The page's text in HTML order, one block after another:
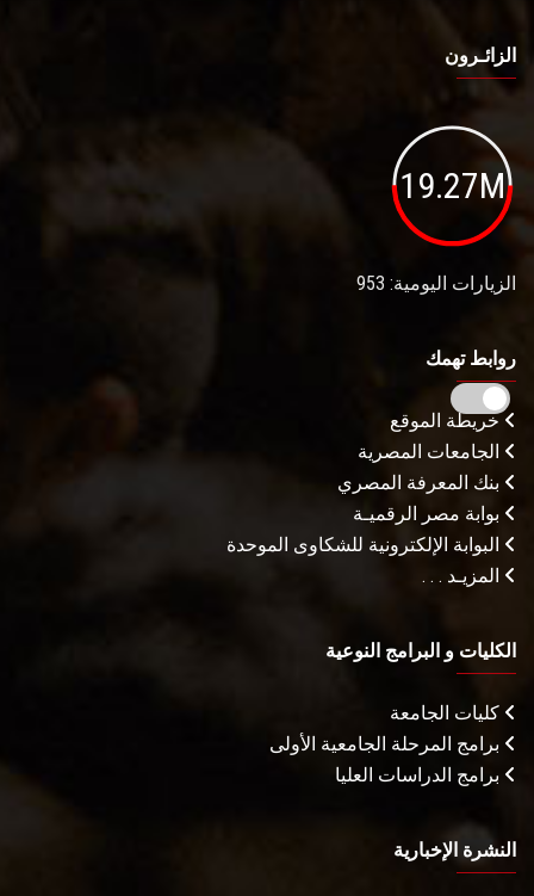
الزائـرون
19.27M
الزيارات اليومية: 953
روابط تهمك
خريطة الموقع
الجامعات المصرية
بنك المعرفة المصري
بوابة مصر الرقميـة
البوابة الإلكترونية للشكاوى الموحدة
المزيـد . . .
الكليات و البرامج النوعية
كليات الجامعة
برامج المرحلة الجامعية الأولى
برامج الدراسات العليا
النشرة الإخبارية